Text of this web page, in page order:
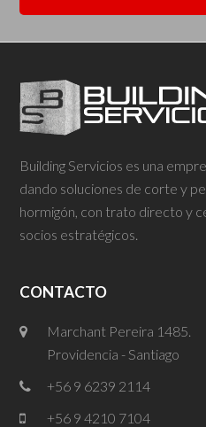
Building Servicios es una
dando soluciones de corte y
hormigón, con trato directo y
socios estratégicos.
CONTACTO
Marchant Pereira 1485.
Providencia - Santiago
+56 9 6239 2114
+56 9 4210 7104